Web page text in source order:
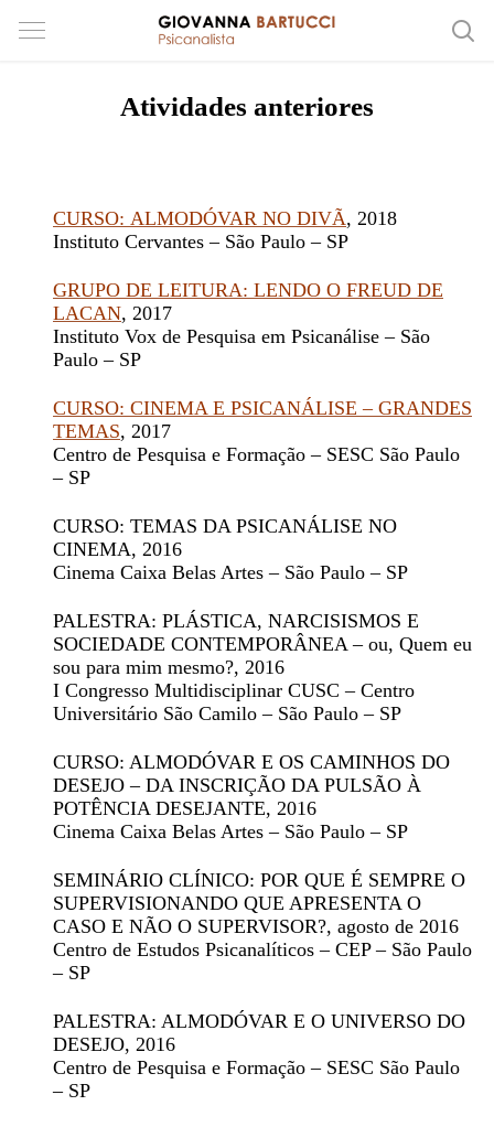
Atividades anteriores
CURSO: ALMODÓVAR NO DIVÃ, 2018
Instituto Cervantes – São Paulo – SP
GRUPO DE LEITURA: LENDO O FREUD DE
LACAN, 2017
Instituto Vox de Pesquisa em Psicanálise – São
Paulo – SP
CURSO: CINEMA E PSICANÁLISE – GRANDES
TEMAS, 2017
Centro de Pesquisa e Formação – SESC São Paulo
– SP
CURSO: TEMAS DA PSICANÁLISE NO
CINEMA, 2016
Cinema Caixa Belas Artes – São Paulo – SP
PALESTRA: PLÁSTICA, NARCISISMOS E
SOCIEDADE CONTEMPORÂNEA – ou, Quem eu
sou para mim mesmo?, 2016
I Congresso Multidisciplinar CUSC – Centro
Universitário São Camilo – São Paulo – SP
CURSO: ALMODÓVAR E OS CAMINHOS DO
DESEJO – DA INSCRIÇÃO DA PULSÃO À
POTÊNCIA DESEJANTE, 2016
Cinema Caixa Belas Artes – São Paulo – SP
SEMINÁRIO CLÍNICO: POR QUE É SEMPRE O
SUPERVISIONANDO QUE APRESENTA O
CASO E NÃO O SUPERVISOR?, agosto de 2016
Centro de Estudos Psicanalíticos – CEP – São Paulo
– SP
PALESTRA: ALMODÓVAR E O UNIVERSO DO
DESEJO, 2016
Centro de Pesquisa e Formação – SESC São Paulo
– SP